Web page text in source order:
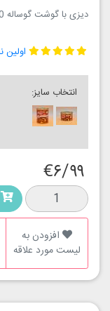
دیزی با گوشت گوساله 800 گرمی
اولین
انتخاب سایز:
€۶/۹۹
افزودن به
لیست مورد علاقه